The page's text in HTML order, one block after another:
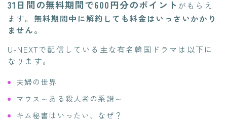
31日間の無料期間で600円分のポイント がもらえ
ます。 無料期間中に解約しても料金はいっさいかかり
ません。
U-NEXTで配信している主な有名韓国ドラマは以下に
なります。
夫婦の世界
マウス～ある殺人者の系譜～
キム秘書はいったい、なぜ？